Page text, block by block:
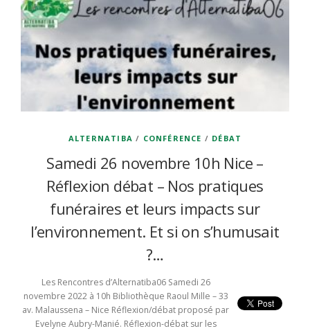
ALTERNATIBA / CONFÉRENCE / DÉBAT
Samedi 26 novembre 10h Nice –
Réflexion débat – Nos pratiques
funéraires et leurs impacts sur
l’environnement. Et si on s’humusait
?…
Les Rencontres d’Alternatiba06 Samedi 26
novembre 2022 à 10h Bibliothèque Raoul Mille – 33
av. Malaussena – Nice Réflexion/débat proposé par
Evelyne Aubry-Manié. Réflexion-débat sur les